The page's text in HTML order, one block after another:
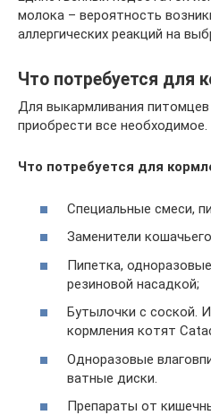
молока – вероятность
аллергических реакций на
Что потребуется для
Для выкармливания
приобрести все необходимое.
Что потребуется для
Специальные смеси,
Заменители
Пипетка,
резиновой насадкой;
Бутылочки с соской.
кормления котят
Одноразовые
ватные диски.
Препараты от